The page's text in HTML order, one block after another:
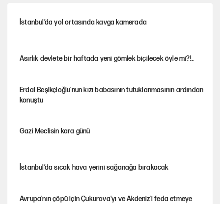
İstanbul’da yol ortasında kavga kamerada
Asırlık devlete bir haftada yeni gömlek biçilecek öyle mi?!..
Erdal Beşikçioğlu'nun kızı babasının tutuklanmasının ardından
konuştu
Gazi Meclisin kara günü
İstanbul’da sıcak hava yerini sağanağa bırakacak
Avrupa'nın çöpü için Çukurova'yı ve Akdeniz'i feda etmeye